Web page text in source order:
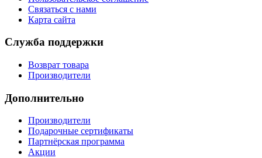
Связаться с нами
Карта сайта
Служба поддержки
Возврат товара
Производители
Дополнительно
Производители
Подарочные сертификаты
Партнёрская программа
Акции